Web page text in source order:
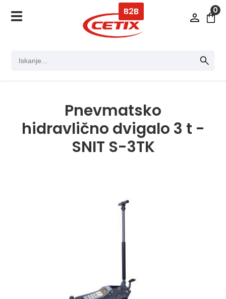
0
B2B
Pnevmatsko
hidravlično dvigalo 3 t -
SNIT S-3TK